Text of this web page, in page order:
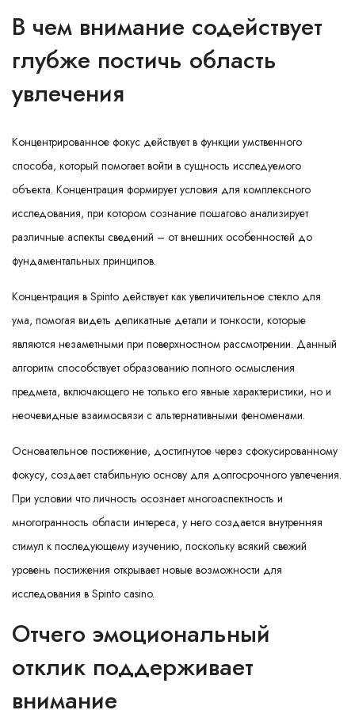
В чем внимание содействует
глубже постичь область
увлечения
Концентрированное фокус действует в функции умственного
способа, который помогает войти в сущность исследуемого
объекта. Концентрация формирует условия для комплексного
исследования, при котором сознание пошагово анализирует
различные аспекты сведений – от внешних особенностей до
фундаментальных принципов.
Концентрация в Spinto действует как увеличительное стекло для
ума, помогая видеть деликатные детали и тонкости, которые
являются незаметными при поверхностном рассмотрении. Данный
алгоритм способствует образованию полного осмысления
предмета, включающего не только его явные характеристики, но и
неочевидные взаимосвязи с альтернативными феноменами.
Основательное постижение, достигнутое через сфокусированному
фокусу, создает стабильную основу для долгосрочного увлечения.
При условии что личность осознает многоаспектность и
многогранность области интереса, у него создается внутренняя
стимул к последующему изучению, поскольку всякий свежий
уровень постижения открывает новые возможности для
исследования в Spinto casino.
Отчего эмоциональный
отклик поддерживает
внимание